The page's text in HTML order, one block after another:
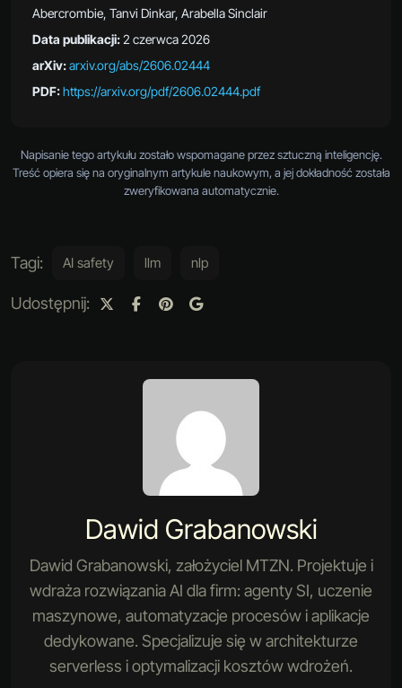
Abercrombie, Tanvi Dinkar, Arabella Sinclair
Data publikacji:2 czerwca 2026
arXiv:arxiv.org/abs/2606.02444
PDF:https://arxiv.org/pdf/2606.02444.pdf
Napisanie tego artykułu zostało wspomagane przez sztuczną inteligencję.
Treść opiera się na oryginalnym artykule naukowym, a jej dokładność została
zweryfikowana automatycznie.
Tagi: AI safety llm nlp
Udostępnij:
Dawid Grabanowski
Dawid Grabanowski, założyciel MTZN. Projektuje i
wdraża rozwiązania AI dla firm: agenty SI, uczenie
maszynowe, automatyzacje procesów i aplikacje
dedykowane. Specjalizuje się w architekturze
serverless i optymalizacji kosztów wdrożeń.